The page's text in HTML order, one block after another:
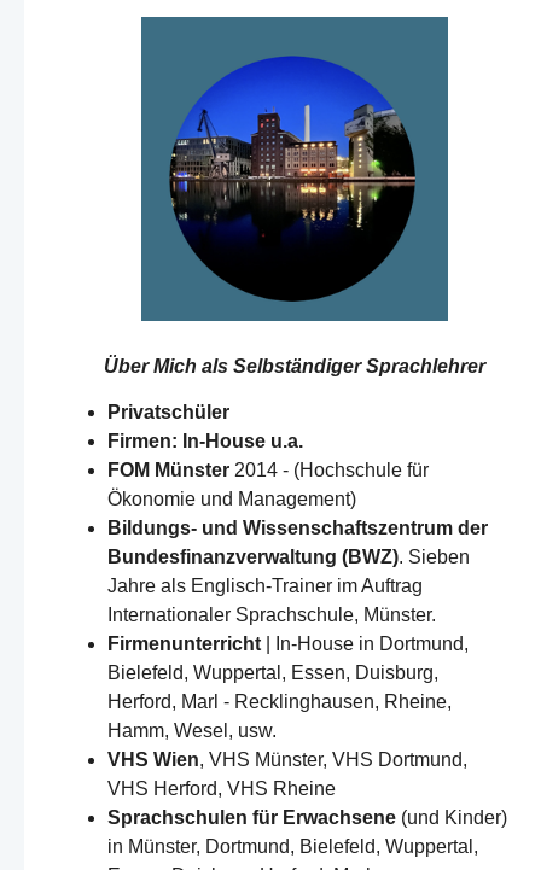
Über Mich als Selbständiger Sprachlehrer
Privatschüler
Firmen: In-House u.a.
FOM Münster2014 - (Hochschule für
Ökonomie und Management)
Bildungs- und Wissenschaftszentrum der
Bundesfinanzverwaltung (BWZ). Sieben
Jahre als Englisch-Trainer im Auftrag
Internationaler Sprachschule, Münster.
Firmenunterricht| In-House in Dortmund,
Bielefeld, Wuppertal, Essen, Duisburg,
Herford, Marl - Recklinghausen, Rheine,
Hamm, Wesel, usw.
VHS Wien, VHS Münster, VHS Dortmund,
VHS Herford, VHS Rheine
Sprachschulen für Erwachsene(und Kinder)
in Münster, Dortmund, Bielefeld, Wuppertal,